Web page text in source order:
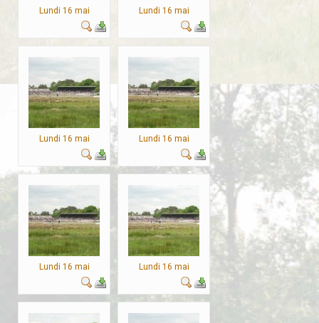
Lundi 16 mai Lundi 16 mai
Lundi 16 mai Lundi 16 mai
Lundi 16 mai Lundi 16 mai